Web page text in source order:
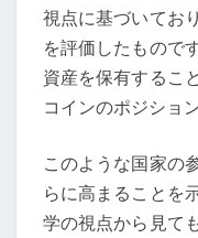
視点に基づいてお
を評価したもので
資産を保有するこ
コインのポジショ
このような国家の
らに高まることを
学の視点から見て